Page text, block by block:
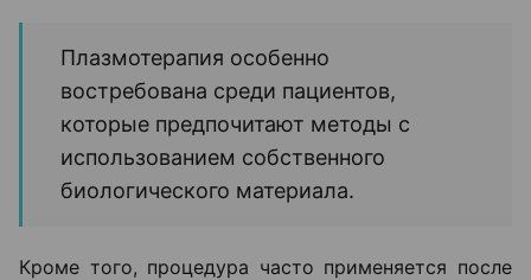
Плазмотерапия особенно
востребована среди пациентов,
которые предпочитают методы с
использованием собственного
биологического материала.
Кроме того, процедура часто применяется после